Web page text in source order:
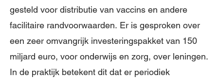
gesteld voor distributie van vaccins en andere
facilitaire randvoorwaarden. Er is gesproken over
een zeer omvangrijk investeringspakket van 150
miljard euro, voor onderwijs en zorg, over leningen.
In de praktijk betekent dit dat er periodiek